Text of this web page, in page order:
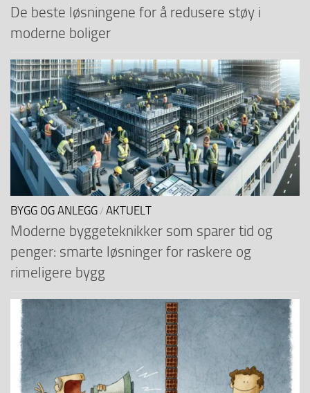
De beste løsningene for å redusere støy i
moderne boliger
BYGG OG ANLEGG / AKTUELT
Moderne byggeteknikker som sparer tid og
penger: smarte løsninger for raskere og
rimeligere bygg